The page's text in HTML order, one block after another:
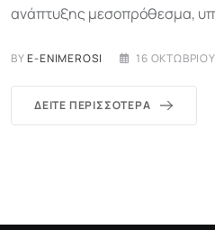
ανάπτυξης μεσοπρόθεσμα,
BYE-ENIMEROSI 16
ΔΕΊΤΕ ΠΕΡΙΣΣΌΤΕΡΑ